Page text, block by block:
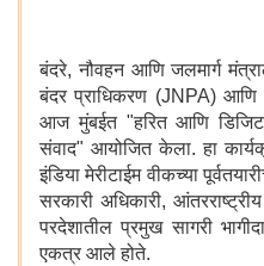
बंदरे, नौवहन आणि जलमार्ग
बंदर प्राधिकरण (JNPA) आणि
आज मुंबईत "हरित आणि
संवाद" आयोजित केला. हा
इंडिया मेरीटाईम वीकच्या
सरकारी अधिकारी,
परदेशातील प्रमुख सागरी
एकत्र आले होते.